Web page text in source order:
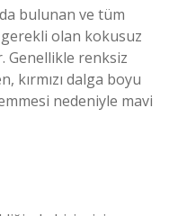
bulunan ve tüm
gerekli olan kokusuz
Genellikle renksiz
kırmızı dalga boyu
nedeniyle mavi